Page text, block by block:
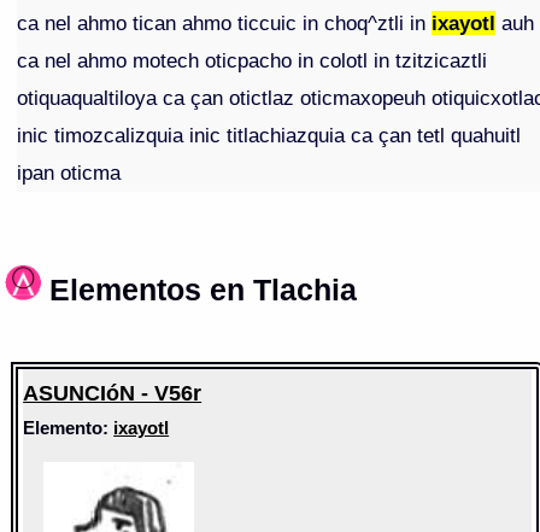
ca nel ahmo tican ahmo ticcuic in choq^ztli in ixayotl auh
ca nel ahmo motech oticpacho in colotl in tzitzicaztli
otiquaqualtiloya ca çan otictlaz oticmaxopeuh
inic timozcalizquia inic titlachiazquia ca çan tetl quahuitl
ipan oticma
Elementos en Tlachia
ASUNCIóN - V56r
Elemento: ixayotl